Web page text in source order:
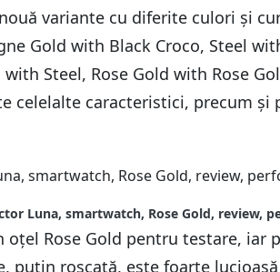
variante cu diferite culori și
Gold with Black Croco, Steel
Steel, Rose Gold with Rose
celelalte caracteristici, precum
Luna, smartwatch, Rose Gold, review,
Rose Gold pentru testare,
puțin roșcată, este foarte